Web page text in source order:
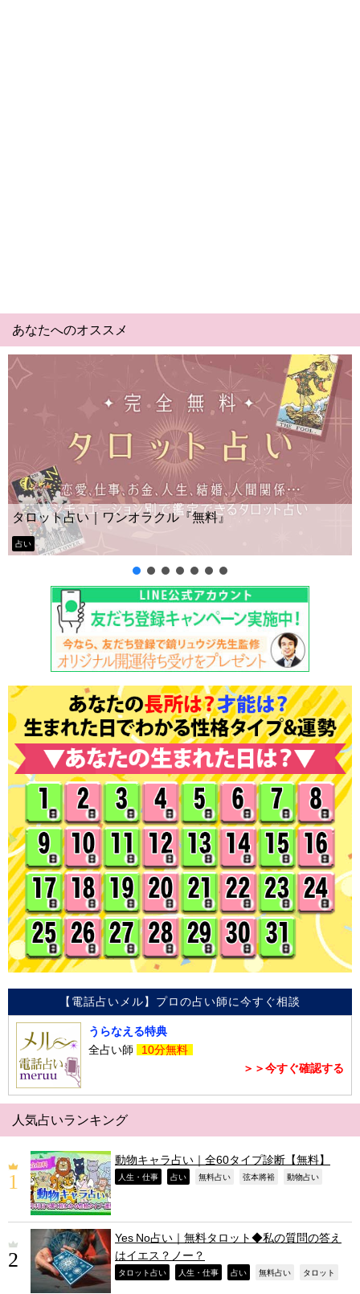
あなたへのオススメ
料』
Yes No占い｜無料タロット◆私の
ー？
【電話占いメル】プロの占い師に今すぐ相談
うらなえる特典
全占い師
10分無料
＞＞今すぐ確認する
人気占いランキング
動物キャラ占い｜全60タイプ診断【無料】
人生・仕事 占い 無料占い 弦本將裕 動物占い
Yes No占い｜無料タロット◆私の質問の答え
はイエス？ノー？
タロット占い 人生・仕事 占い 無料占い タロット